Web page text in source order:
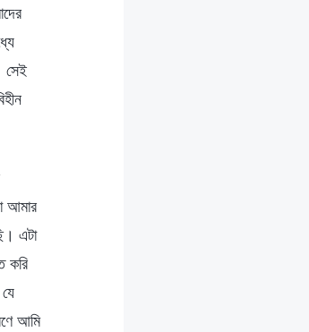
সেই
আমার
এটা
করি
আমি